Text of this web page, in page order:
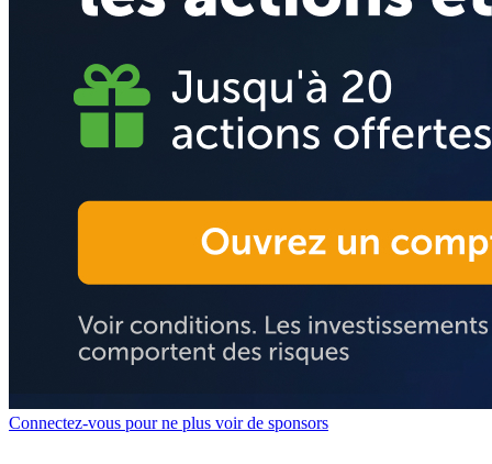
Connectez-vous pour ne plus voir de sponsors